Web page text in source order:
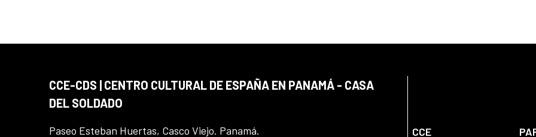
CCE-CDS | CENTRO CULTURAL DE ESPAÑA EN PANAMÁ - CASA
DEL SOLDADO
Paseo Esteban Huertas, Casco Viejo. Panamá.
CCE